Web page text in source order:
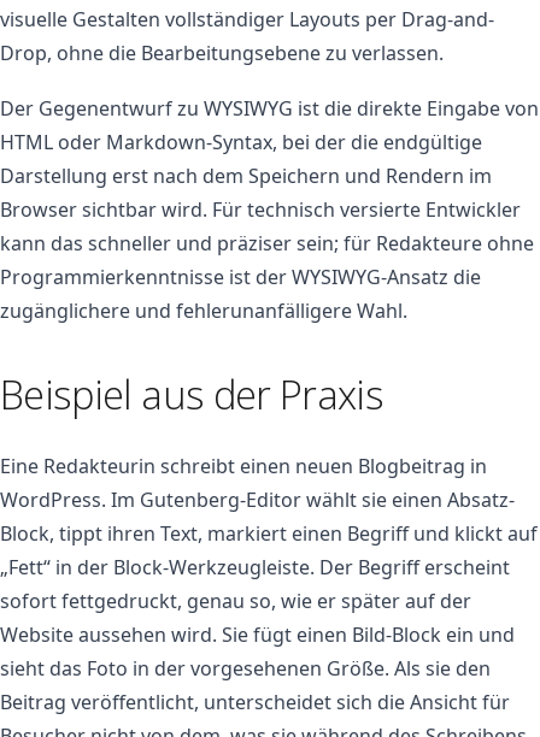
visuelle Gestalten vollständiger Layouts per Drag-and-
Drop, ohne die Bearbeitungsebene zu verlassen.
Der Gegenentwurf zu WYSIWYG ist die direkte Eingabe von
HTML oder Markdown-Syntax, bei der die endgültige
Darstellung erst nach dem Speichern und Rendern im
Browser sichtbar wird. Für technisch versierte Entwickler
kann das schneller und präziser sein; für Redakteure ohne
Programmierkenntnisse ist der WYSIWYG-Ansatz die
zugänglichere und fehlerunanfälligere Wahl.
Beispiel aus der Praxis
Eine Redakteurin schreibt einen neuen Blogbeitrag in
WordPress. Im Gutenberg-Editor wählt sie einen Absatz-
Block, tippt ihren Text, markiert einen Begriff und klickt auf
„Fett“ in der Block-Werkzeugleiste. Der Begriff erscheint
sofort fettgedruckt, genau so, wie er später auf der
Website aussehen wird. Sie fügt einen Bild-Block ein und
sieht das Foto in der vorgesehenen Größe. Als sie den
Beitrag veröffentlicht, unterscheidet sich die Ansicht für